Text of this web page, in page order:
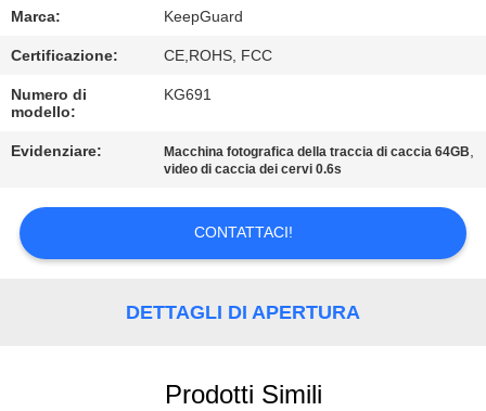
CONTROLLO
DELLA
QUALITÀ
CONTATTACI
NOTIZIE
Marca: KeepGuard
Certificazione: CE,ROHS, FCC
Numero di
modello:
KG691
Evidenziare: Macchina fotografica della traccia di caccia 64GB,
video di caccia dei cervi 0.6s
CONTATTACI!
DETTAGLI DI APERTURA
Prodotti Simili